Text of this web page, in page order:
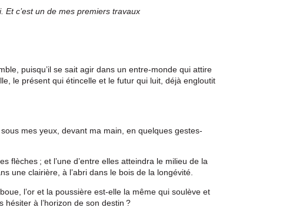
Et c’est un de mes premiers travaux
puisqu’il se sait agir dans un entre-monde qui attire
le présent qui étincelle et le futur qui luit, déjà engloutit
mes yeux, devant ma main, en quelques gestes-
flèches ; et l’une d’entre elles atteindra le milieu de la
une clairière, à l’abri dans le bois de la longévité.
l’or et la poussière est-elle la même qui soulève et
hésiter à l’horizon de son destin ?